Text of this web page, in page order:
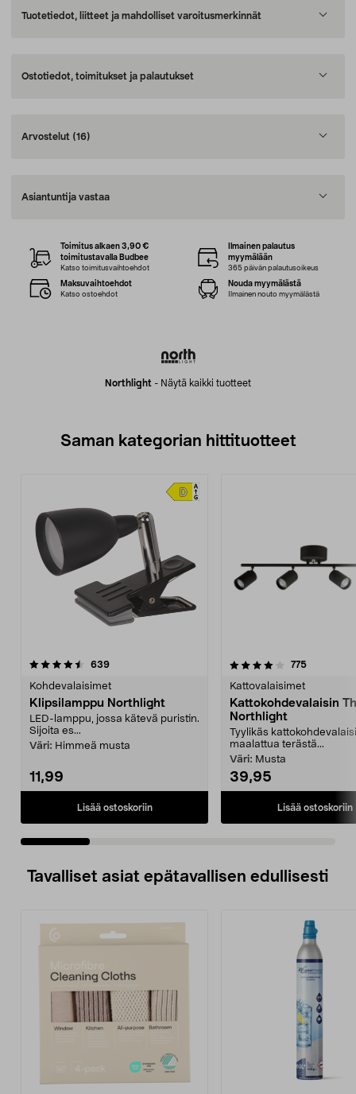
Tuotetiedot, liitteet ja mahdolliset varoitusmerkinnät
Ostotiedot, toimitukset ja palautukset
Arvostelut (16)
Asiantuntija vastaa
Northlight - Näytä kaikki tuotteet
Toimitus alkaen 3,90 €
toimitustavalla Budbee
Katso toimitusvaihtoehdot
Ilmainen palautus
myymälään
365 päivän palautusoikeus
Maksuvaihtoehdot
Katso ostoehdot
Nouda myymälästä
Ilmainen nouto myymälästä
Saman kategorian hittituotteet
639arvostelut
Kohdevalaisimet
Klipsilamppu Northlight
LED-lamppu, jossa kätevä puristin.
Sijoita es...
Väri: Himmeä musta
11,99
Lisää ostoskoriin
4.0 viidestä
775arvostelut
Kattovalaisimet
Kattokohdevalaisin
Northlight
Tyylikäs
maalattua terästä...
Väri: Musta
39,95
Lisää ostoskoriin
4.0 viidestä
Tavalliset asiat epätavallisen edullisesti